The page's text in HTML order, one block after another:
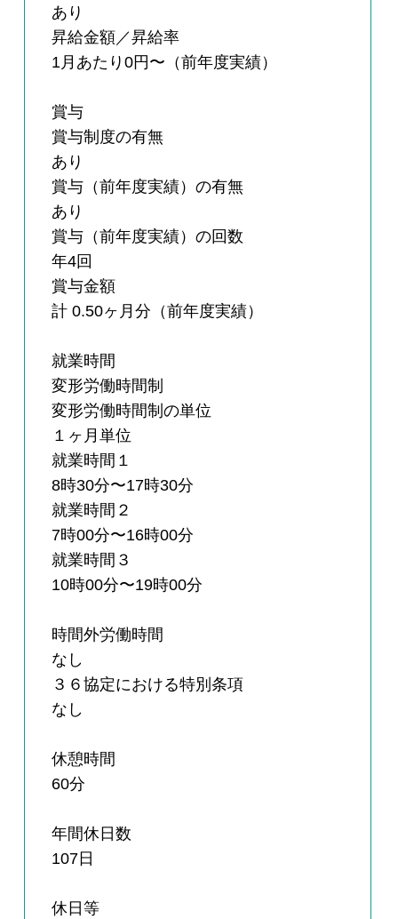
あり
昇給金額／昇給率
1月あたり0円〜（前年度実績）
賞与
賞与制度の有無
あり
賞与（前年度実績）の有無
あり
賞与（前年度実績）の回数
年4回
賞与金額
計 0.50ヶ月分（前年度実績）
就業時間
変形労働時間制
変形労働時間制の単位
１ヶ月単位
就業時間１
8時30分〜17時30分
就業時間２
7時00分〜16時00分
就業時間３
10時00分〜19時00分
時間外労働時間
なし
３６協定における特別条項
なし
休憩時間
60分
年間休日数
107日
休日等